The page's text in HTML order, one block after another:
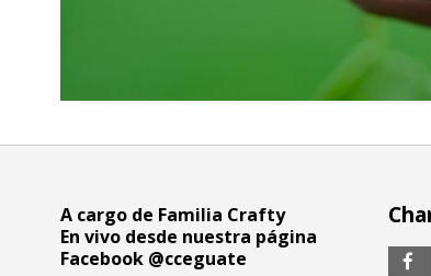
A cargo de Familia Crafty
En vivo desde nuestra página
Facebook @cceguate